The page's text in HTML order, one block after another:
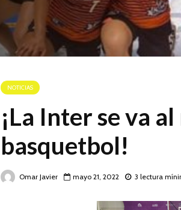
NOTICIAS
¡La Inter se va
basquetbol!
Omar Javier mayo 21, 2022 3 lectura